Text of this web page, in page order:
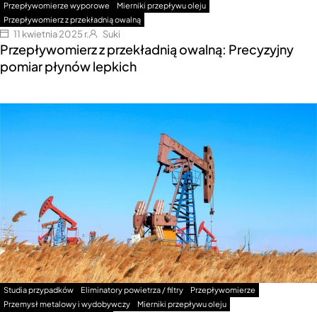
Przepływomierze wyporowe
Mierniki przepływu oleju
Przepływomierz z przekładnią owalną
11 kwietnia 2025 r. Suki
Przepływomierz z przekładnią owalną: Precyzyjny
pomiar płynów lepkich
Studia przypadków Eliminatory powietrza / filtry
Przepływomierze
Przemysł metalowy i wydobywczy
Mierniki przepływu oleju